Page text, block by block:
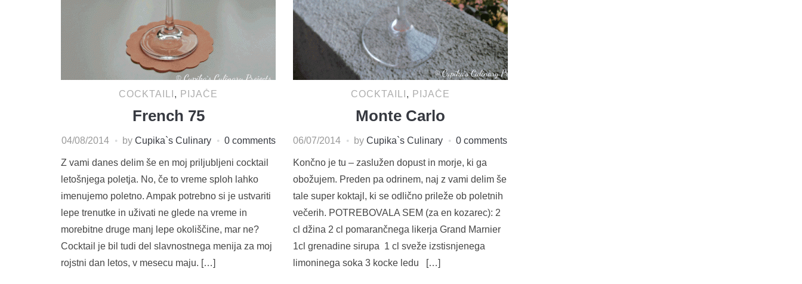
COCKTAILI , PIJAČE
French 75
04/08/2014 by Cupika`s Culinary 0 comments
Z vami danes delim še en moj priljubljeni cocktail
letošnjega poletja. No, če to vreme sploh lahko
imenujemo poletno. Ampak potrebno si je ustvariti
lepe trenutke in uživati ne glede na vreme in
morebitne druge manj lepe okoliščine, mar ne?
Cocktail je bil tudi del slavnostnega menija za moj
rojstni dan letos, v mesecu maju. […]
COCKTAILI , PIJAČE
Monte Carlo
06/07/2014 byCupika`s Culinary 0 comments
Končno je tu – zaslužen dopust in morje, ki ga
obožujem. Preden pa odrinem, naj z vami delim še
tale super koktajl, ki se odlično prileže ob poletnih
večerih. POTREBOVALA SEM (za en kozarec): 2
cl džina 2 cl pomarančnega likerja Grand Marnier
1cl grenadine sirupa 1 cl sveže izstisnjenega
limoninega soka 3 kocke ledu […]